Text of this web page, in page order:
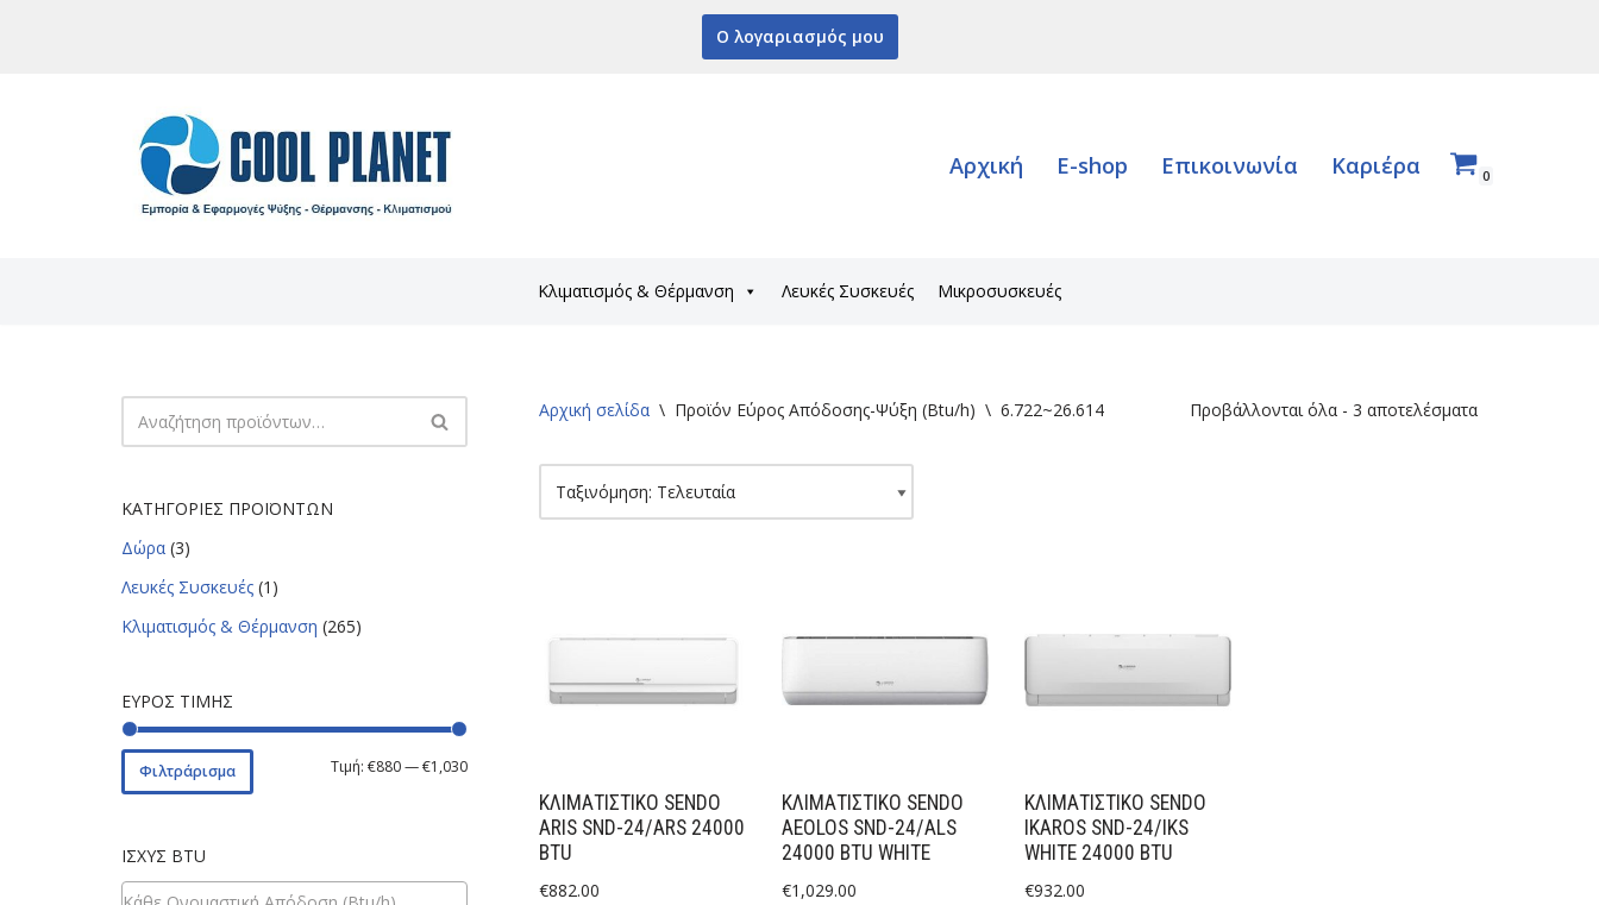
Ο λογαριασμός μου
Αρχική E-shop Επικοινωνία Καριέρα 0
Κλιματισμός & Θέρμανση Λευκές Συσκευές Μικροσυσκευές
ΚΑΤΗΓΟΡΊΕΣ ΠΡΟΪΌΝΤΩΝ
Δώρα (3)
Λευκές Συσκευές (1)
Κλιματισμός & Θέρμανση (265)
ΕΎΡΟΣ ΤΙΜΉΣ
Φιλτράρισμα Τιμή: €880—€1,030
ΙΣΧΎΣ BTU
Αρχική σελίδα \ Προϊόν Εύρος Απόδοσης-Ψύξη (Btu/h) \ 6.722~26.614 Προβάλλονται όλα - 3 αποτελέσματα
ΚΛΙΜΑΤΙΣΤΙΚΟ SENDO
ARIS SND-24/ARS 24000
BTU
€882.00
ΚΛΙΜΑΤΙΣΤΙΚΟ SENDO
AEOLOS SND-24/ALS
24000 BTU WHITE
€1,029.00
ΚΛΙΜΑΤΙΣΤΙΚΟ SENDO
IKAROS SND-24/IKS
WHITE 24000 BTU
€932.00